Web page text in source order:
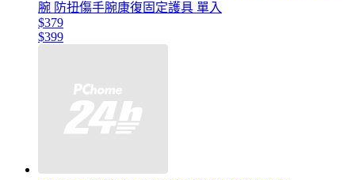
腕 防扭傷手腕康復固定護具 單入
$379
$399